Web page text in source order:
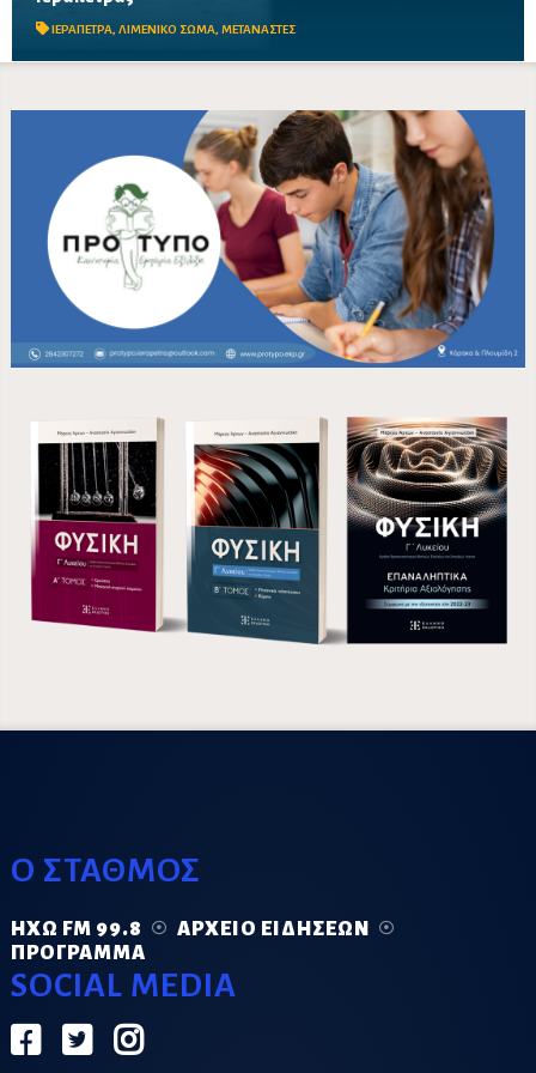
ΙΕΡΑΠΕΤΡΑ, ΛΙΜΕΝΙΚΟ ΣΩΜΑ, ΜΕΤΑΝΑΣΤΕΣ
μεταφέρονται στο λιμάνι για καταγραφή και...
Ο ΣΤΑΘΜΟΣ
ΗΧΏ FM 99.8
ΑΡΧΕΊΟ ΕΙΔΉΣΕΩΝ
ΠΡΌΓΡΑΜΜΑ
SOCIAL MEDIA